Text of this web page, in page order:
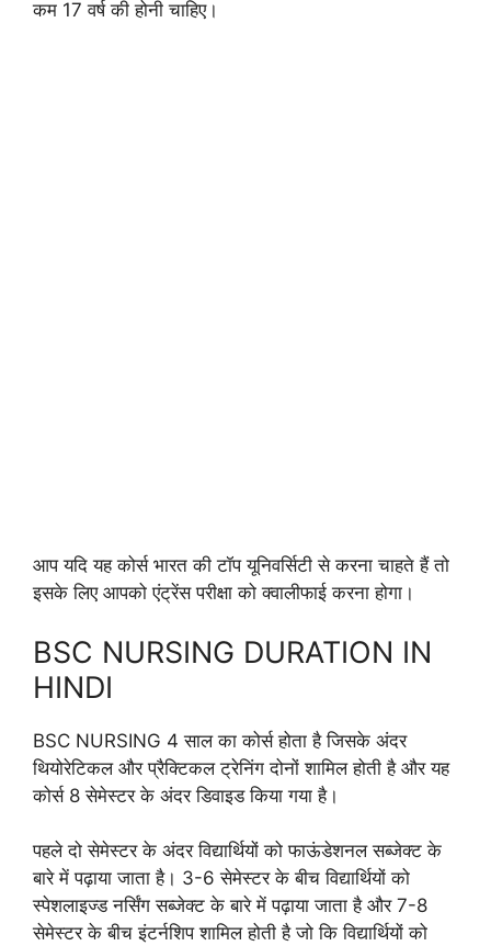
कम 17 वर्ष की होनी चाहिए।
आप यदि यह कोर्स भारत की टॉप यूनिवर्सिटी से करना चाहते हैं तो
इसके लिए आपको एंट्रेंस परीक्षा को क्वालीफाई करना होगा।
BSC NURSING DURATION IN
HINDI
BSC NURSING 4 साल का कोर्स होता है जिसके अंदर
थियोरेटिकल और प्रैक्टिकल ट्रेनिंग दोनों शामिल होती है और यह
कोर्स 8 सेमेस्टर के अंदर डिवाइड किया गया है।
पहले दो सेमेस्टर के अंदर विद्यार्थियों को फाऊंडेशनल सब्जेक्ट के
बारे में पढ़ाया जाता है। 3-6 सेमेस्टर के बीच विद्यार्थियों को
स्पेशलाइज्ड नर्सिंग सब्जेक्ट के बारे में पढ़ाया जाता है और 7-8
सेमेस्टर के बीच इंटर्नशिप शामिल होती है जो कि विद्यार्थियों को